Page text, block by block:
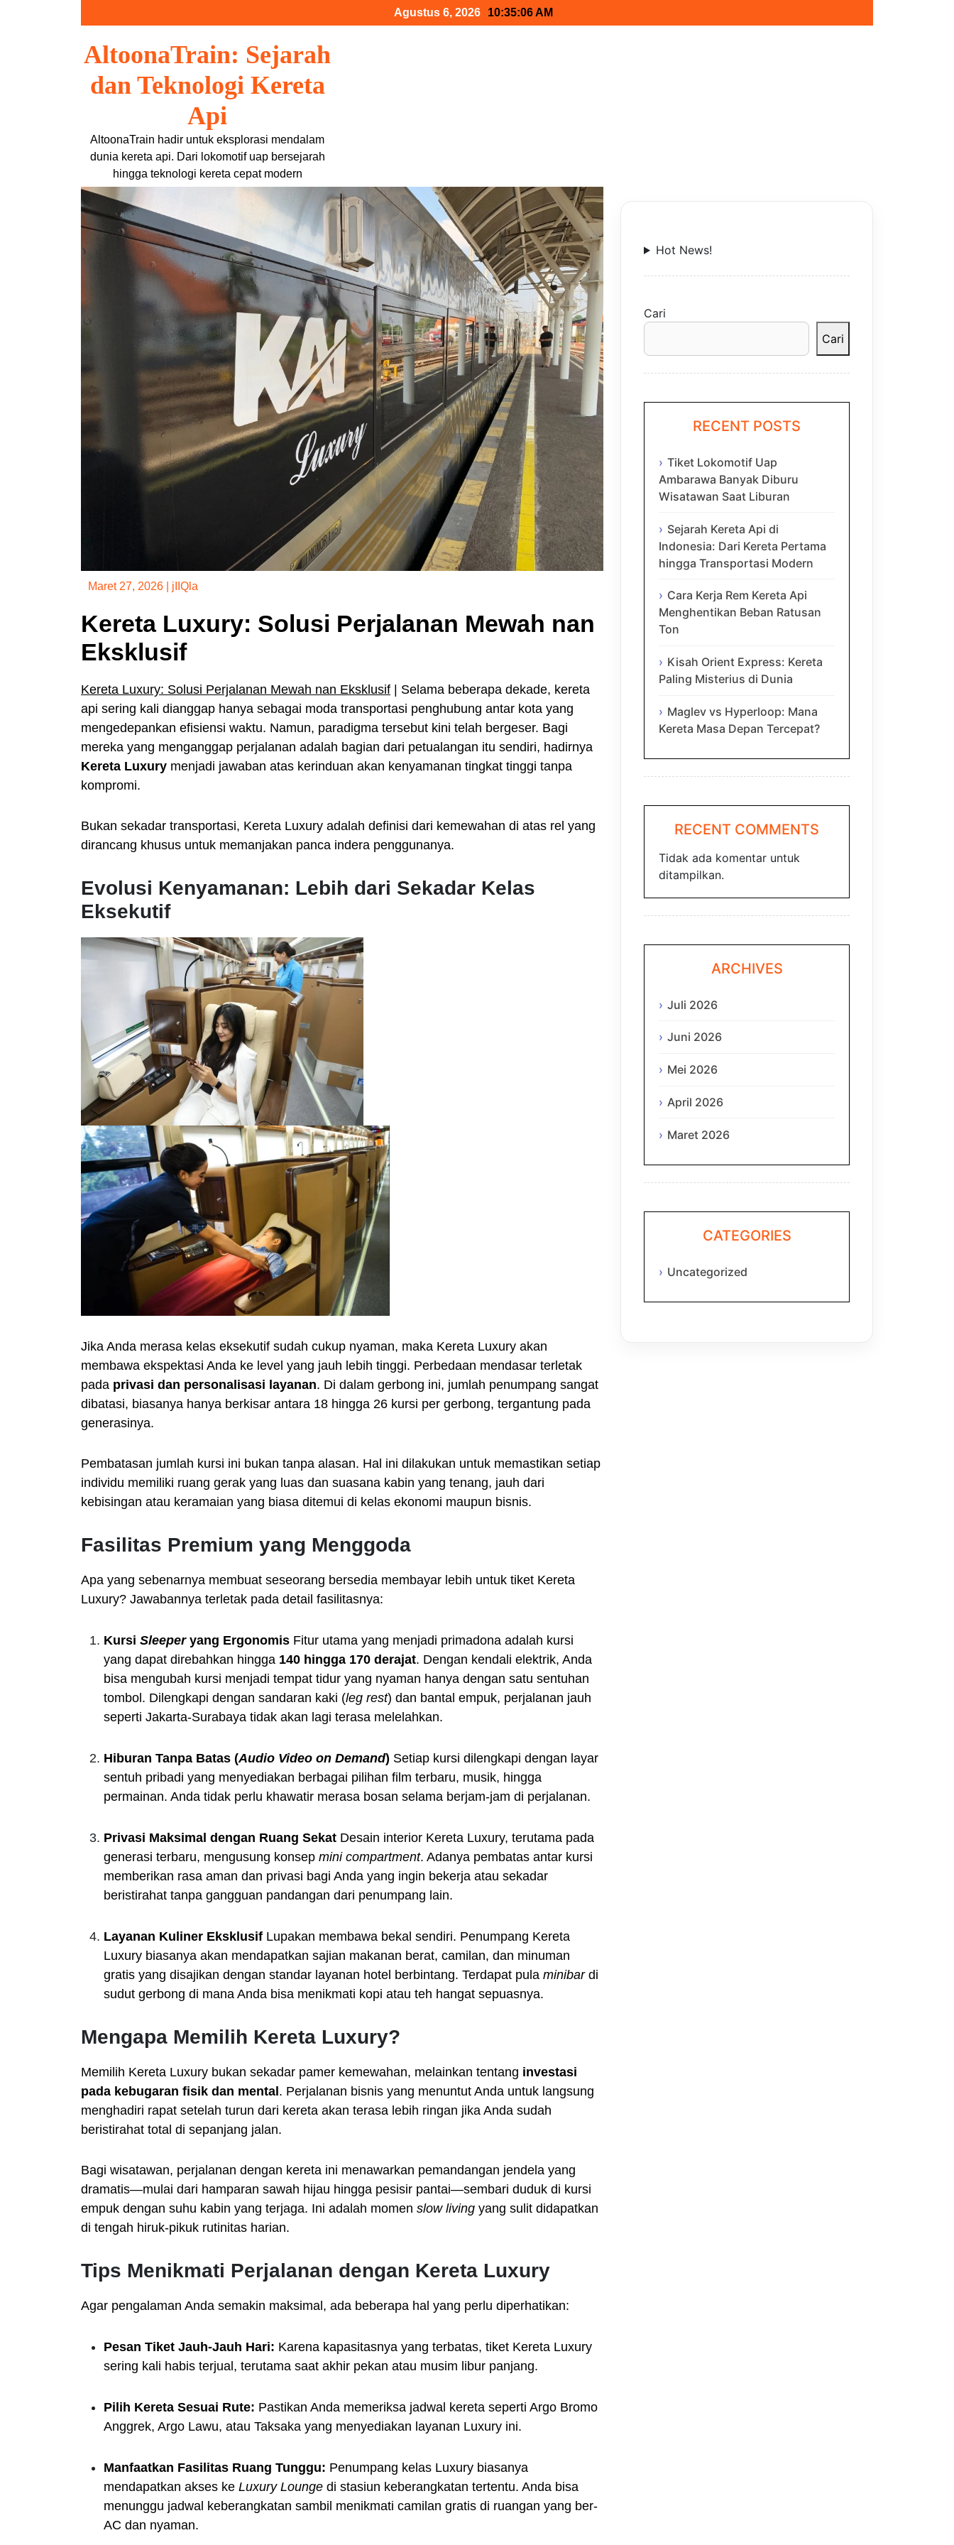
Agustus 6, 2026 10:35:07 AM
AltoonaTrain: Sejarah
dan Teknologi Kereta
Api
AltoonaTrain hadir untuk eksplorasi mendalam
dunia kereta api. Dari lokomotif uap bersejarah
hingga teknologi kereta cepat modern
Maret 27, 2026 jIIQla
Kereta Luxury: Solusi Perjalanan Mewah nan
Eksklusif
Kereta Luxury: Solusi Perjalanan Mewah nan Eksklusif
Selama beberapa dekade, kereta
api sering kali dianggap hanya sebagai moda transportasi penghubung antar kota yang
mengedepankan efisiensi waktu. Namun, paradigma tersebut kini telah bergeser. Bagi
mereka yang menganggap perjalanan adalah bagian dari petualangan itu sendiri, hadirnya
Kereta Luxury menjadi jawaban atas kerinduan akan kenyamanan tingkat tinggi tanpa
kompromi.
Bukan sekadar transportasi, Kereta Luxury adalah definisi dari kemewahan di atas rel yang
dirancang khusus untuk memanjakan panca indera penggunanya.
Evolusi Kenyamanan: Lebih dari Sekadar Kelas
Eksekutif
Jika Anda merasa kelas eksekutif sudah cukup nyaman, maka Kereta Luxury akan
membawa ekspektasi Anda ke level yang jauh lebih tinggi. Perbedaan mendasar terletak
pada privasi dan personalisasi layanan. Di dalam gerbong ini, jumlah penumpang sangat
dibatasi, biasanya hanya berkisar antara 18 hingga 26 kursi per gerbong, tergantung pada
generasinya.
Pembatasan jumlah kursi ini bukan tanpa alasan. Hal ini dilakukan untuk memastikan setiap
individu memiliki ruang gerak yang luas dan suasana kabin yang tenang, jauh dari
kebisingan atau keramaian yang biasa ditemui di kelas ekonomi maupun bisnis.
Fasilitas Premium yang Menggoda
Apa yang sebenarnya membuat seseorang bersedia membayar lebih untuk tiket Kereta
Luxury? Jawabannya terletak pada detail fasilitasnya:
Kursi Sleeperyang Ergonomis Fitur utama yang menjadi primadona adalah kursi
yang dapat direbahkan hingga 140 hingga 170 derajat. Dengan kendali elektrik, Anda
bisa mengubah kursi menjadi tempat tidur yang nyaman hanya dengan satu sentuhan
tombol. Dilengkapi dengan sandaran kaki (leg rest) dan bantal empuk, perjalanan jauh
seperti Jakarta-Surabaya tidak akan lagi terasa melelahkan.
Hiburan Tanpa Batas (Audio Video on Demand) Setiap kursi dilengkapi dengan layar
sentuh pribadi yang menyediakan berbagai pilihan film terbaru, musik, hingga
permainan. Anda tidak perlu khawatir merasa bosan selama berjam-jam di perjalanan.
Privasi Maksimal dengan Ruang Sekat Desain interior Kereta Luxury, terutama pada
generasi terbaru, mengusung konsep mini compartment. Adanya pembatas antar kursi
memberikan rasa aman dan privasi bagi Anda yang ingin bekerja atau sekadar
beristirahat tanpa gangguan pandangan dari penumpang lain.
Layanan Kuliner Eksklusif Lupakan membawa bekal sendiri. Penumpang Kereta
Luxury biasanya akan mendapatkan sajian makanan berat, camilan, dan minuman
gratis yang disajikan dengan standar layanan hotel berbintang. Terdapat pula minibardi
sudut gerbong di mana Anda bisa menikmati kopi atau teh hangat sepuasnya.
Mengapa Memilih Kereta Luxury?
Memilih Kereta Luxury bukan sekadar pamer kemewahan, melainkan tentang investasi
pada kebugaran fisik dan mental. Perjalanan bisnis yang menuntut Anda untuk langsung
menghadiri rapat setelah turun dari kereta akan terasa lebih ringan jika Anda sudah
beristirahat total di sepanjang jalan.
Bagi wisatawan, perjalanan dengan kereta ini menawarkan pemandangan jendela yang
dramatis—mulai dari hamparan sawah hijau hingga pesisir pantai—sembari duduk di kursi
empuk dengan suhu kabin yang terjaga. Ini adalah momen slow living yang sulit didapatkan
di tengah hiruk-pikuk rutinitas harian.
Tips Menikmati Perjalanan dengan Kereta Luxury
Agar pengalaman Anda semakin maksimal, ada beberapa hal yang perlu diperhatikan:
Pesan Tiket Jauh-Jauh Hari: Karena kapasitasnya yang terbatas, tiket Kereta Luxury
sering kali habis terjual, terutama saat akhir pekan atau musim libur panjang.
Pilih Kereta Sesuai Rute: Pastikan Anda memeriksa jadwal kereta seperti Argo Bromo
Anggrek, Argo Lawu, atau Taksaka yang menyediakan layanan Luxury ini.
Manfaatkan Fasilitas Ruang Tunggu: Penumpang kelas Luxury biasanya
mendapatkan akses ke Luxury Lounge di stasiun keberangkatan tertentu. Anda bisa
menunggu jadwal keberangkatan sambil menikmati camilan gratis di ruangan yang ber-
AC dan nyaman.
Hot News!
Cari
Cari
RECENT POSTS
Tiket Lokomotif Uap
Ambarawa Banyak Diburu
Wisatawan Saat Liburan
Sejarah Kereta Api di
Indonesia: Dari Kereta Pertama
hingga Transportasi Modern
Cara Kerja Rem Kereta Api
Menghentikan Beban Ratusan
Ton
Kisah Orient Express: Kereta
Paling Misterius di Dunia
Maglev vs Hyperloop: Mana
Kereta Masa Depan Tercepat?
RECENT COMMENTS
Tidak ada komentar untuk
ditampilkan.
ARCHIVES
Juli 2026
Juni 2026
Mei 2026
April 2026
Maret 2026
CATEGORIES
Uncategorized